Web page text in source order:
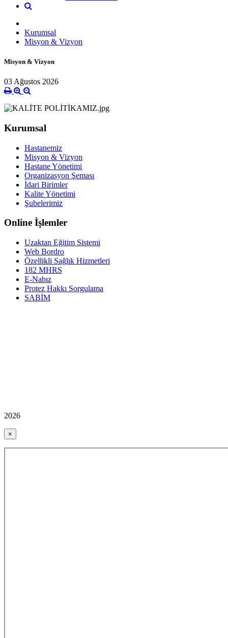
Kurumsal
Misyon & Vizyon
Misyon & Vizyon
03 Ağustos 2026
Kurumsal
Hastanemiz
Misyon & Vizyon
Hastane Yönetimi
Organizasyon Şeması
İdari Birimler
Kalite Yönetimi
Şubelerimiz
Online İşlemler
Uzaktan Eğitim Sistemi
Web Bordro
Özellikli Sağlık Hizmetleri
182 MHRS
E-Nabız
Protez Hakkı Sorgulama
SABİM
2026
×